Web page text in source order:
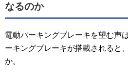
なるのか
電動パーキングブレーキを望む声
ーキングブレーキが搭載されると
か。